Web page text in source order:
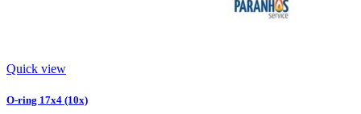
Quick view
O-ring 17x4 (10x)